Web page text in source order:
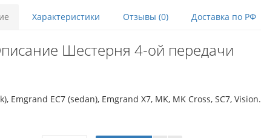
Характеристики Отзывы (0) Доставка по РФ
Шестерня 4-ой передачи
Emgrand EC7 (sedan), Emgrand X7, MK, MK Cross, SC7, Vision.